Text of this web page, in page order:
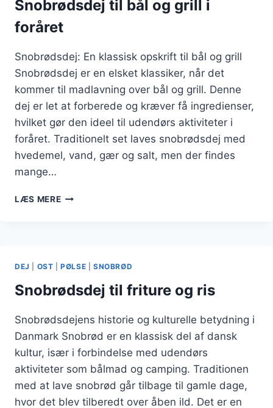
Snobrødsdej til bål og grill i
foråret
Snobrødsdej: En klassisk opskrift til bål og grill
Snobrødsdej er en elsket klassiker, når det
kommer til madlavning over bål og grill. Denne
dej er let at forberede og kræver få ingredienser,
hvilket gør den ideel til udendørs aktiviteter i
foråret. Traditionelt set laves snobrødsdej med
hvedemel, vand, gær og salt, men der findes
mange…
LÆS MERESNOBRØDSDEJ
FORÅRET
DEJ OST |PØLSE SNOBRØD
Snobrødsdej til friture og ris
Snobrødsdejens historie og kulturelle betydning i
Danmark Snobrød er en klassisk del af dansk
kultur, især i forbindelse med udendørs
aktiviteter som bålmad og camping. Traditionen
med at lave snobrød går tilbage til gamle dage,
hvor det blev tilberedt over åben ild. Det er en